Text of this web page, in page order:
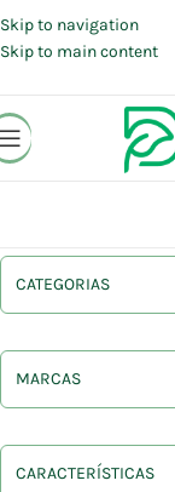
Skip to navigation
Skip to main content
CATEGORIAS
MARCAS
CARACTERÍSTICAS